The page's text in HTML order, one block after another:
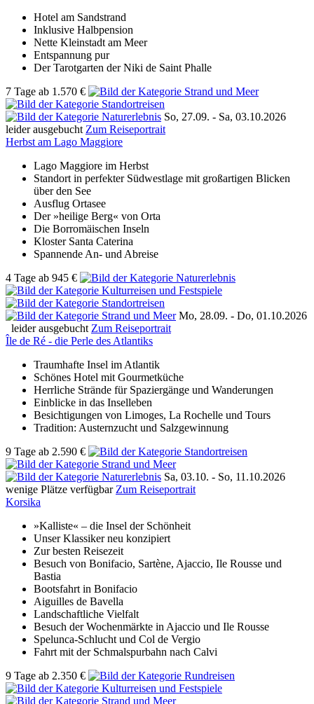
Hotel am Sandstrand
Inklusive Halbpension
Nette Kleinstadt am Meer
Entspannung pur
Der Tarotgarten der Niki de Saint Phalle
7 Tage ab 1.570 €
So, 27.09. - Sa, 03.10.2026
leider ausgebucht Zum Reiseportrait
Herbst am Lago Maggiore
Lago Maggiore im Herbst
Standort in perfekter Südwestlage mit großartigen Blicken
über den See
Ausflug Ortasee
Der »heilige Berg« von Orta
Die Borromäischen Inseln
Kloster Santa Caterina
Spannende An- und Abreise
4 Tage ab 945 €
Mo, 28.09. - Do, 01.10.2026
leider ausgebucht Zum Reiseportrait
Île de Ré - die Perle des Atlantiks
Traumhafte Insel im Atlantik
Schönes Hotel mit Gourmetküche
Herrliche Strände für Spaziergänge und Wanderungen
Einblicke in das Inselleben
Besichtigungen von Limoges, La Rochelle und Tours
Tradition: Austernzucht und Salzgewinnung
9 Tage ab 2.590 €
Sa, 03.10. - So, 11.10.2026
wenige Plätze verfügbar Zum Reiseportrait
Korsika
»Kalliste« – die Insel der Schönheit
Unser Klassiker neu konzipiert
Zur besten Reisezeit
Besuch von Bonifacio, Sartène, Ajaccio, Ile Rousse und
Bastia
Bootsfahrt in Bonifacio
Aiguilles de Bavella
Landschaftliche Vielfalt
Besuch der Wochenmärkte in Ajaccio und Ile Rousse
Spelunca-Schlucht und Col de Vergio
Fahrt mit der Schmalspurbahn nach Calvi
9 Tage ab 2.350 €